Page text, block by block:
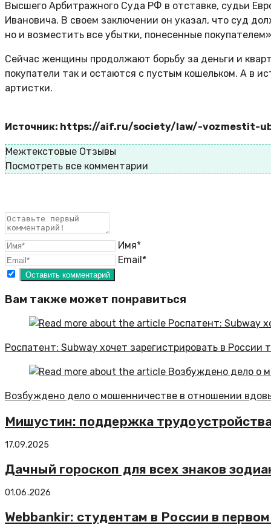
Высшего Арбитражного Суда РФ в отставке, судьи
Ивановича. В своем заключении он указал, что суд
но и возместить все убытки, понесенные
Сейчас женщины продолжают борьбу за деньги и
покупатели так и остаются с пустым кошельком. А в
артистки.
Источник: https://aif.ru/society/law/-vozmestit-
Межтекстовые Отзывы
Посмотреть все комментарии
Имя*
Email*
Вам также может понравиться
Роспатент: Subway хочет зарегистрировать в России
Возбуждено дело о мошенничестве в отношении
Мишустин: поддержка
17.09.2025
Дачный гороскоп для всех знаков
01.06.2026
Webbankir: студентам в России в